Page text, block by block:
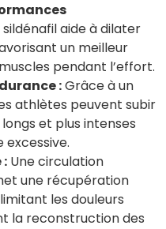
sildénafil aide à dilater
un meilleur
pendant l’effort.
:Grâce à un
athlètes peuvent subir
et plus intenses
excessive.
Une circulation
une récupération
les douleurs
la reconstruction des